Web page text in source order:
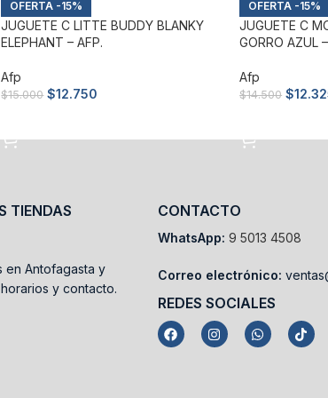
-15%
JUGUETE C LITTE BUDDY BLANKY
ELEPHANT – AFP.
Afp
$15.000 $12.750
-15%
JUGUETE C
GORRO AZUL
Afp
$14.500 $
TIENDAS
en Antofagasta y
y contacto.
CONTACTO
WhatsApp: 9 5013 4508
Correo electrónico:
REDES SOCIALES